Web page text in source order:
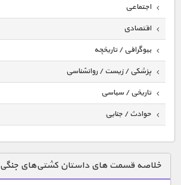
اجتماعی
اقتصادی
بیوگرافی / تاریخچه
پزشکی / زیست / روانشناسی
تاریخی / سیاسی
حوادث / جنایی
دنیای خوراکی ها
زمین شناسی / محیط زیست
خلاصه قسمت های داستان کشتی‌های جنگی